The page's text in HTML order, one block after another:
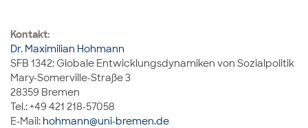
Kontakt:
Dr. Maximilian Hohmann
SFB 1342: Globale Entwicklungsdynamiken von Sozialpolitik
Mary-Somerville-Straße 3
28359 Bremen
Tel.: +49 421 218-57058
E-Mail: hohmann@uni-bremen.de